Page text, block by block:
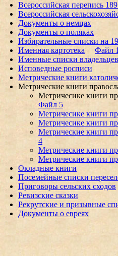
Всероссийская перепись
Всероссийская
Документы о немцах
Документы о поляках
Избирательные списки на
Именная картотека
Файл
Именные списки владельцев
Исповедные росписи
Метрические книги
Метрические книги
Метричесике книги
Файл 5
Метричесике книги
Метричесике книги
Метрические книги
4
Метрические книги
Метрические книги
Окладные книги
Посемейные списки
Приговоры сельских сходов
Ревизские сказки
Рекрутские и призывные
Документы о евреях